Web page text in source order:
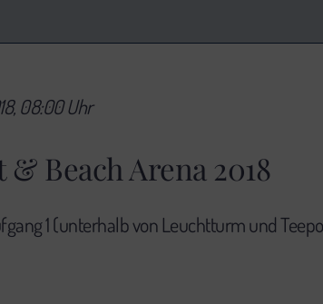
& Beach Arena 2018
08:00 Uhr
1 (unterhalb von Leuchtturm und